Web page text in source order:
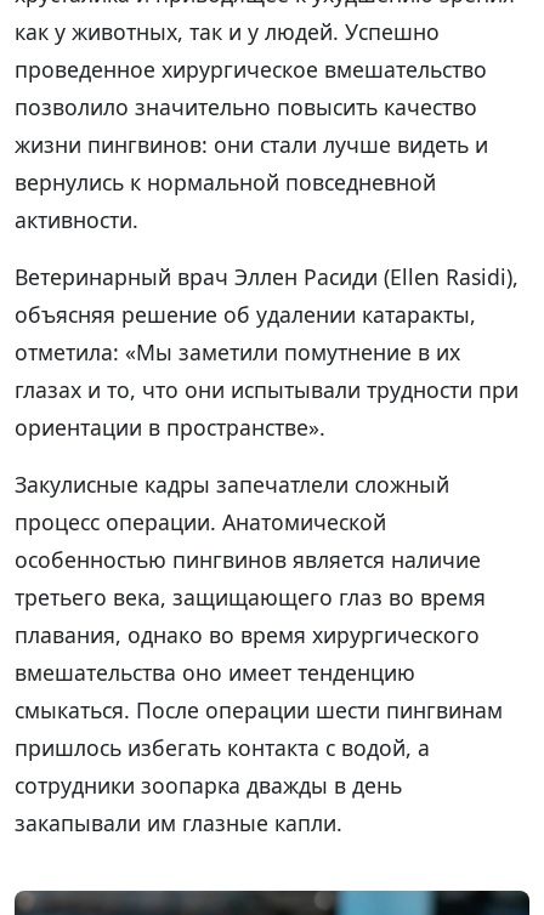
как у животных, так и у людей. Успешно
проведенное хирургическое вмешательство
позволило значительно повысить качество
жизни пингвинов: они стали лучше видеть и
вернулись к нормальной повседневной
активности.
Ветеринарный врач Эллен Расиди (Ellen Rasidi),
объясняя решение об удалении катаракты,
отметила: «Мы заметили помутнение в их
глазах и то, что они испытывали трудности при
ориентации в пространстве».
Закулисные кадры запечатлели сложный
процесс операции. Анатомической
особенностью пингвинов является наличие
третьего века, защищающего глаз во время
плавания, однако во время хирургического
вмешательства оно имеет тенденцию
смыкаться. После операции шести пингвинам
пришлось избегать контакта с водой, а
сотрудники зоопарка дважды в день
закапывали им глазные капли.